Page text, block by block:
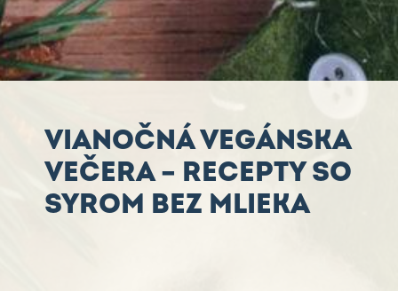
VIANOČNÁ VEGÁNSKA
VEČERA – RECEPTY SO
SYROM BEZ MLIEKA